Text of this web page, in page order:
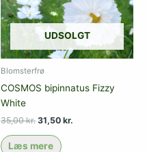
UDSOLGT
Blomsterfrø
COSMOS bipinnatus Fizzy
White
35,00kr. 31,50 kr.
Læs mere